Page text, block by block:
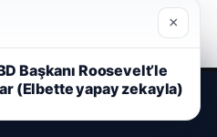
×
Başkanı Roosevelt’le
(Elbette yapay zekayla)